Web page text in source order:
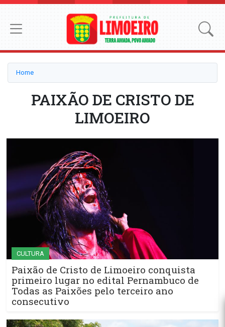
Home
PAIXÃO DE CRISTO DE
LIMOEIRO
CULTURA
Paixão de Cristo de Limoeiro conquista
primeiro lugar no edital Pernambuco de
Todas as Paixões pelo terceiro ano
consecutivo